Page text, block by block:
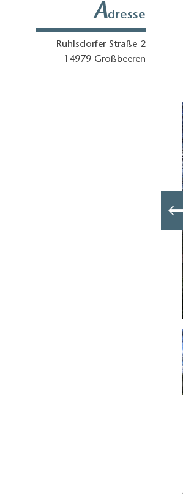
Adresse
Ruhlsdorfer Straße 2
14979 Großbeeren